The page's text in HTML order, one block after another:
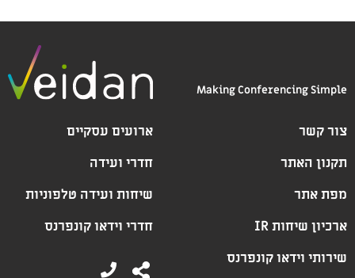
Making Conferencing Simple
צור קשר
תקנון האתר
מפת אתר
ארכיון שיחות IR
שירותי וידאו קונפרנס
ארועים עסקיים
חדרי ועידה
שיחות ועידה טלפוניות
חדרי וידאו קונפרנס